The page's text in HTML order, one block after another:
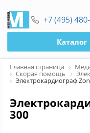
+7 (495)
Каталог
Главная страница
Скорая помощь
Электрокардиограф
300